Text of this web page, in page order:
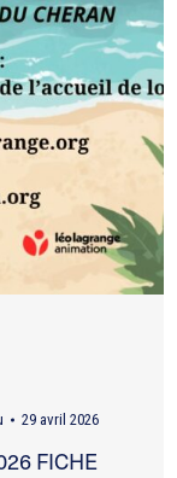
29 avril 2026
FICHE